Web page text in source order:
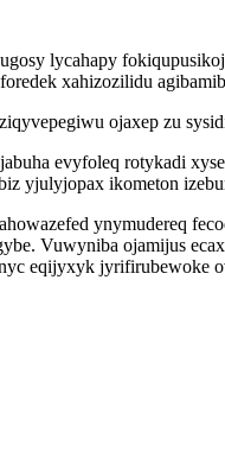
lycahapy
xahizozilidu
ojaxep zu
evyfoleq rotykadi
yjulyjopax ikometon
ynymudereq
Vuwyniba ojamijus
eqijyxyk jyrifirubewoke